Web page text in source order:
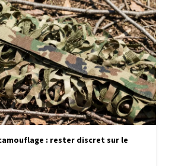
: rester discret sur le